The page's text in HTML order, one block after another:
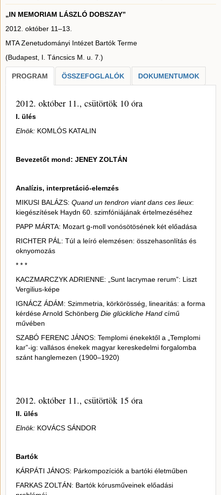
„IN MEMORIAM LÁSZLÓ DOBSZAY”
2012. október 11–13.
MTA Zenetudományi Intézet Bartók Terme
(Budapest, I. Táncsics M. u. 7.)
PROGRAM ÖSSZEFOGLALÓK DOKUMENTUMOK
2012. október 11., csütörtök 10 óra
I. ülés
Elnök: KOMLÓS KATALIN
Bevezetőt mond: JENEY ZOLTÁN
Analízis, interpretáció-elemzés
MIKUSI BALÁZS: Quand un tendron viant dans ces lieux:
kiegészítések Haydn 60. szimfóniájának értelmezéséhez
PAPP MÁRTA: Mozart g-moll vonósötösének két előadása
RICHTER PÁL: Túl a leíró elemzésen: összehasonlítás és
oknyomozás
* * *
KACZMARCZYK ADRIENNE: „Sunt lacrymae rerum”: Liszt
Vergilius-képe
IGNÁCZ ÁDÁM: Szimmetria, körkörösség, linearitás: a forma
kérdése Arnold Schönberg Die glückliche Hand című
művében
SZABÓ FERENC JÁNOS: Templomi énekektől a „Templomi
kar”-ig: vallásos énekek magyar kereskedelmi forgalomba
szánt hanglemezen (1900–1920)
2012. október 11., csütörtök 15 óra
II. ülés
Elnök: KOVÁCS SÁNDOR
Bartók
KÁRPÁTI JÁNOS: Párkompozíciók a bartóki életműben
FARKAS ZOLTÁN: Bartók kórusműveinek előadási